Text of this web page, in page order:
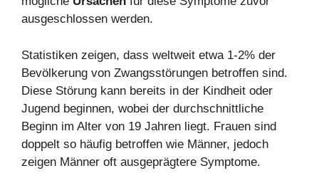
ausgeschlossen werden.
Statistiken zeigen, dass weltweit etwa 1-2% der
Bevölkerung von Zwangsstörungen betroffen sind.
Diese Störung kann bereits in der Kindheit oder
Jugend beginnen, wobei der durchschnittliche
Beginn im Alter von 19 Jahren liegt. Frauen sind
doppelt so häufig betroffen wie Männer, jedoch
zeigen Männer oft ausgeprägtere Symptome.